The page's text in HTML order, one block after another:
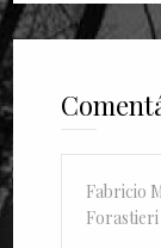
Fabricio
Forastieri